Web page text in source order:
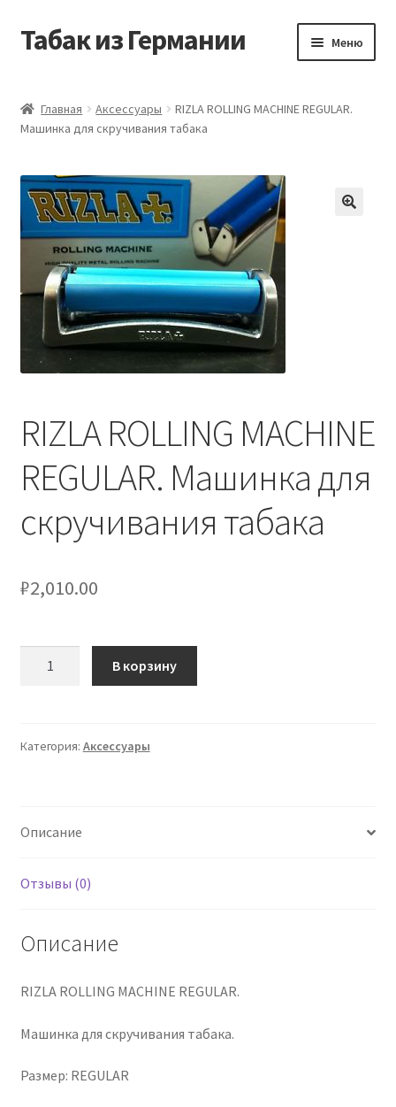
Перейти
Перейти
Табак из Германии Меню
Аккаунт
Блог
Корзина
Магазин
Оформление заказа
Табак на заказ
Главная Аксессуары
RIZLA ROLLING MACHINE REGULAR.
Машинка для скручивания табака
RIZLA ROLLING MACHINE
REGULAR. Машинка для
скручивания табака
₽2,010.00
MACHINE
скручивания
В корзину
Категория: Аксессуары
Описание
Отзывы (0)
Описание
RIZLA ROLLING MACHINE REGULAR.
Машинка для скручивания табака.
Размер: REGULAR